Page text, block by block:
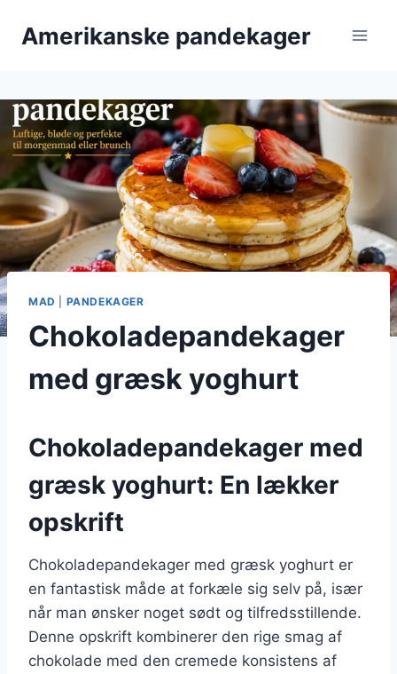
Amerikanske pandekager
MAD PANDEKAGER
Chokoladepandekager
med græsk yoghurt
Chokoladepandekager med
græsk yoghurt: En lækker
opskrift
Chokoladepandekager med græsk yoghurt er
en fantastisk måde at forkæle sig selv på, især
når man ønsker noget sødt og tilfredsstillende.
Denne opskrift kombinerer den rige smag af
chokolade med den cremede konsistens af